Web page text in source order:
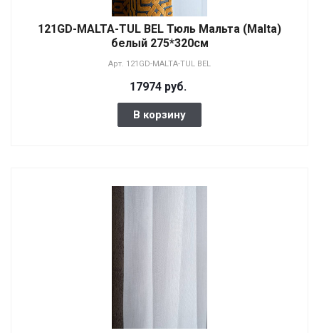
121GD-MALTA-TUL BEL Тюль Мальта (Malta)
белый 275*320см
Арт. 121GD-MALTA-TUL BEL
17974 руб.
В корзину